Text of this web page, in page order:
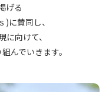
げる
に賛同し、
向けて、
んでいきます。